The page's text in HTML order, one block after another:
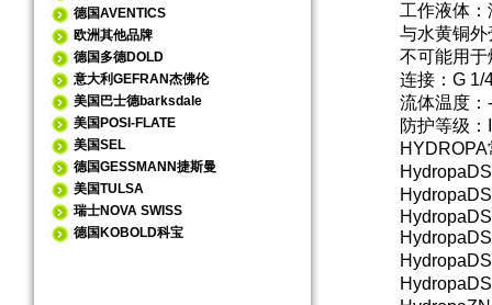
德国AVENTICS
欧洲其他品牌
德国多德DOLD
意大利GEFRAN杰佛伦
美国巴士德barksdale
美国POSI-FLATE
美国SEL
德国GESSMANN捷斯曼
美国TULSA
瑞士NOVA SWISS
德国KOBOLD科宝
工作液体：
与水黄铜外
不可能用于
连接：G 1/
流体温度：-
防护等级：
HYDROPA
HydropaDS-
HydropaDS-
HydropaDS-
HydropaDS-
HydropaDS-
HydropaDS-